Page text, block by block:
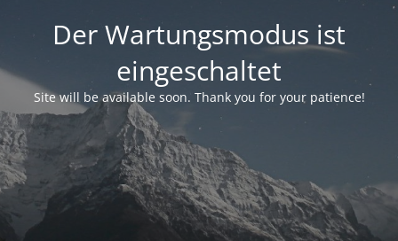
Der Wartungsmodus ist
eingeschaltet
Site will be available soon. Thank you for your patience!